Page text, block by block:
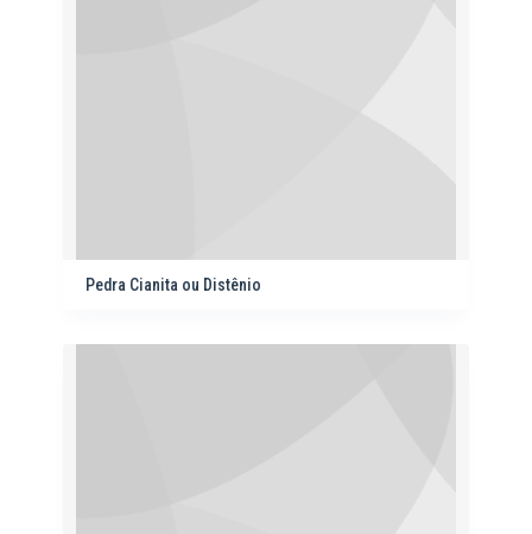
Pedra Cianita ou Distênio